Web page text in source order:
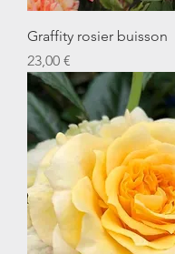
Graffity rosier buisson
Prix
23,00 €